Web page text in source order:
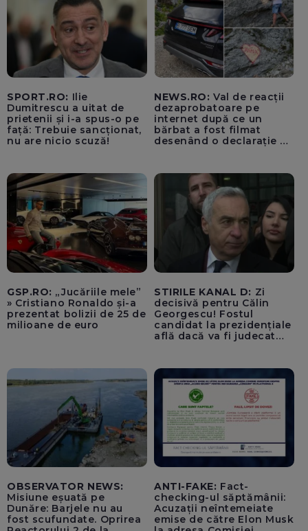
SPORT.RO: Ilie
Dumitrescu a uitat de
prietenii și i-a spus-o pe
față: Trebuie sancționat,
nu are nicio scuză!
NEWS.RO: Val de reacții
dezaprobatoare pe
internet după ce un
bărbat a fost filmat
desenând o declarație de
zona Trasfăgărășan:
”Anna, ține-ți prostul
acasă!” - VIDEO
GSP.RO: „Jucăriile mele”
» Cristiano Ronaldo și-a
prezentat bolizii de 25 de
milioane de euro
STIRILE KANAL D: Zi
decisivă pentru Călin
Georgescu! Fostul
candidat la prezidențiale
află dacă va fi judecat
OBSERVATOR NEWS:
Misiune eșuată pe
Dunăre: Barjele nu au
fost scufundate. Oprirea
ANTI-FAKE: Fact-
checking-ul săptămânii:
Acuzații neîntemeiate
emise de către Elon Musk